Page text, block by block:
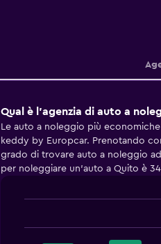
Qual è l'agenzia di auto a
Le auto a noleggio più
keddy by Europcar. Prenotando
grado di trovare auto a noleggio
per noleggiare un'auto a Quito è